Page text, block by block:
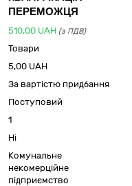
ПЕРЕМОЖЦЯ
510,00 UAH (з ПДВ)
Товари
5,00 UAH
За вартістю придбання
Поступовий
1
Ні
Комунальне
некомерційне
підприємство